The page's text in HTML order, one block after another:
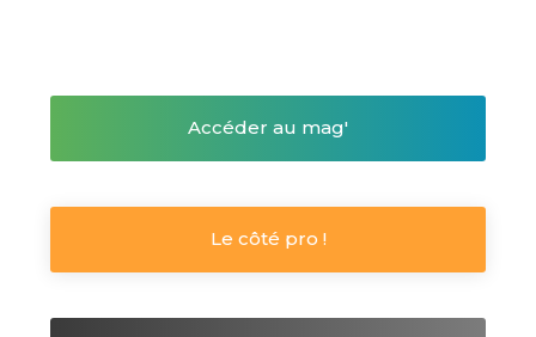
Accéder au mag'
Le côté pro !